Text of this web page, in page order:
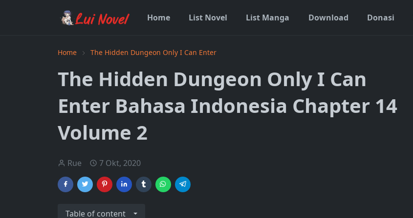
Home List Novel List Manga Download Donasi
Home The Hidden Dungeon Only I Can Enter
The Hidden Dungeon Only I Can
Enter Bahasa Indonesia Chapter 14
Volume 2
Rue 7 Okt, 2020
Table of content